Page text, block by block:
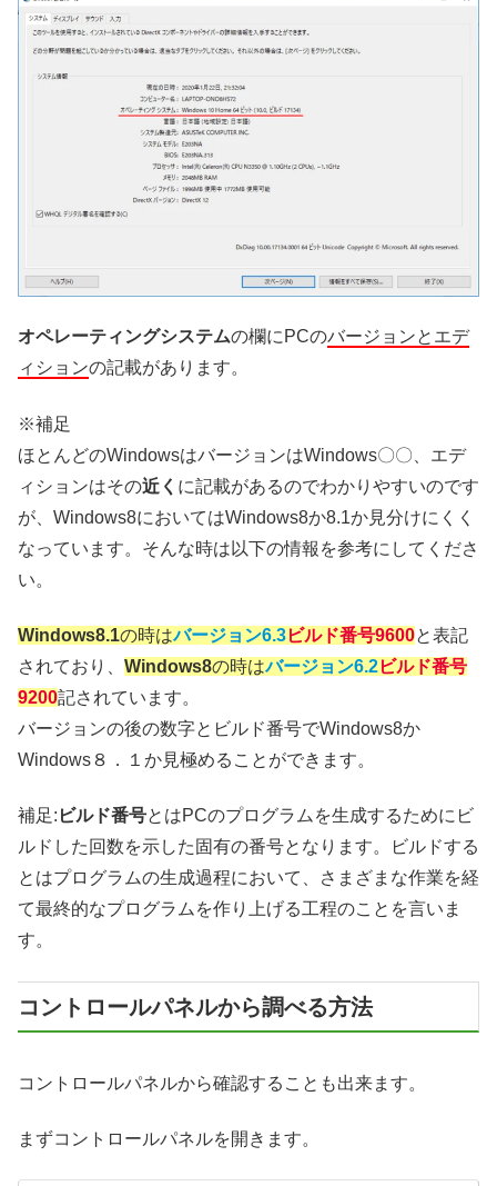
オペレーティングシステムの欄にPCのバージョンとエデ
ィションの記載があります。
※補足
ほとんどのWindowsはバージョンはWindows〇〇、エデ
ィションはその近く に記載があるのでわかりやすいのです
が、Windows8においてはWindows8か8.1か見分けにくく
なっています。そんな時は以下の情報を参考にしてくださ
い。
Windows8.1の時はバージョン6.3ビルド番号9600と表記
されており、 Windows8の時はバージョン6.2ビルド番号
9200記されています。
バージョンの後の数字とビルド番号でWindows8か
Windows８．１か見極めることができます。
補足: ビルド番号とはPCのプログラムを生成するためにビ
ルドした回数を示した固有の番号となります。ビルドする
とはプログラムの生成過程において、さまざまな作業を経
て最終的なプログラムを作り上げる工程のことを言いま
す。
コントロールパネルから調べる方法
コントロールパネルから確認することも出来ます。
まずコントロールパネルを開きます。